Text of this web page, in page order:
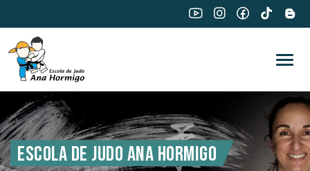
ESCOLA DE JUDO ANA HORMIGO